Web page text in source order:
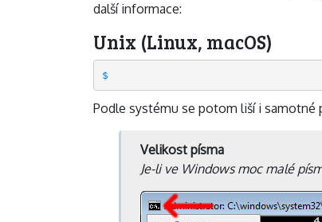
další informace:
Unix (Linux, macOS)
Podle systému se potom liší i samotné
Velikost písma
Je-li ve Windows moc malé